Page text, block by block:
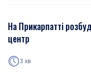
На Прикарпатті
центр
3 хв